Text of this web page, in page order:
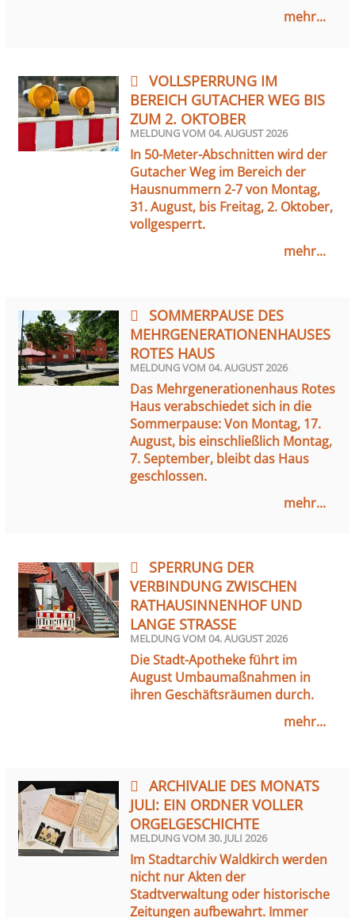
mehr...
VOLLSPERRUNG IM
BEREICH GUTACHER WEG BIS
ZUM 2. OKTOBER
MELDUNG VOM 04. AUGUST 2026
In 50-Meter-Abschnitten wird der
Gutacher Weg im Bereich der
Hausnummern 2-7 von Montag,
31. August, bis Freitag, 2. Oktober,
vollgesperrt.
mehr...
SOMMERPAUSE DES
MEHRGENERATIONENHAUSES
ROTES HAUS
MELDUNG VOM 04. AUGUST 2026
Das Mehrgenerationenhaus Rotes
Haus verabschiedet sich in die
Sommerpause: Von Montag, 17.
August, bis einschließlich Montag,
7. September, bleibt das Haus
geschlossen.
mehr...
SPERRUNG DER
VERBINDUNG ZWISCHEN
RATHAUSINNENHOF UND
LANGE STRASSE
MELDUNG VOM 04. AUGUST 2026
Die Stadt-Apotheke führt im
August Umbaumaßnahmen in
ihren Geschäftsräumen durch.
mehr...
ARCHIVALIE DES MONATS
JULI: EIN ORDNER VOLLER
ORGELGESCHICHTE
MELDUNG VOM 30. JULI 2026
Im Stadtarchiv Waldkirch werden
nicht nur Akten der
Stadtverwaltung oder historische
Zeitungen aufbewahrt. Immer